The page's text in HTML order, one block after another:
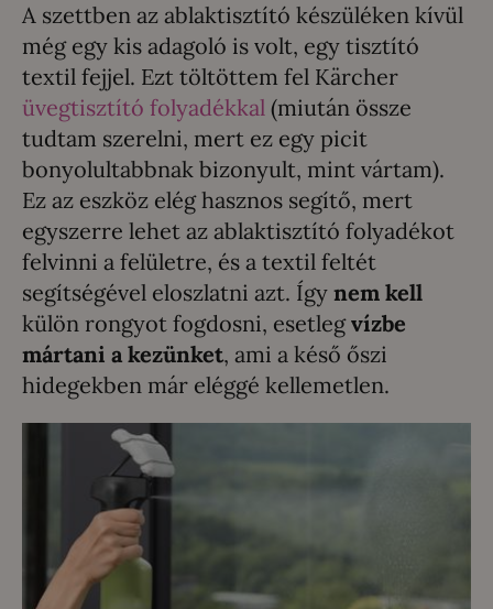
A szettben az ablaktisztító készüléken kívül
még egy kis adagoló is volt, egy tisztító
textil fejjel. Ezt töltöttem fel Kärcher
üvegtisztító folyadékkal (miután össze
tudtam szerelni, mert ez egy picit
bonyolultabbnak bizonyult, mint vártam).
Ez az eszköz elég hasznos segítő, mert
egyszerre lehet az ablaktisztító folyadékot
felvinni a felületre, és a textil feltét
segítségével eloszlatni azt. Így nem kell
külön rongyot fogdosni, esetlegvízbe
mártani a kezünket, ami a késő őszi
hidegekben már eléggé kellemetlen.